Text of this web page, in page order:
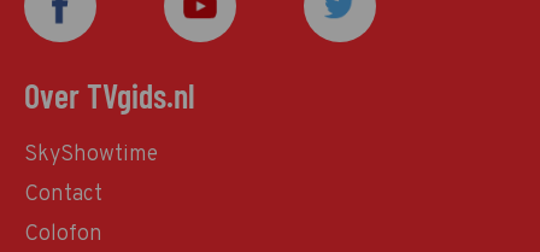
Over TVgids.nl
SkyShowtime
Contact
Colofon